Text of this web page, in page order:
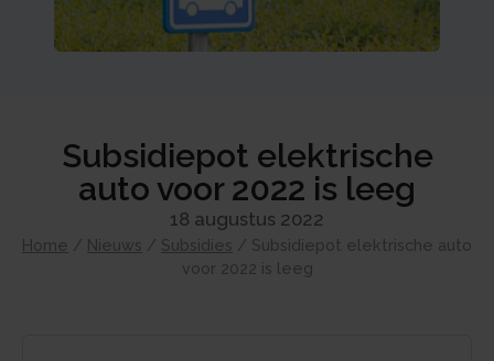
Subsidiepot elektrische
auto voor 2022 is leeg
18 augustus 2022
Home / Nieuws / Subsidies / Subsidiepot elektrische auto
voor 2022 is leeg